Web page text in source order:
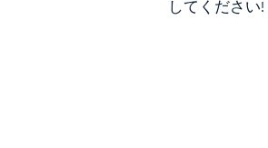
してください!